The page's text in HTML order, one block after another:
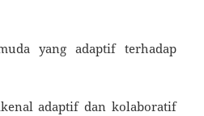
yang adaptif terhadap
adaptif dan kolaboratif